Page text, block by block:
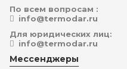
По всем вопросам :
info@termodar.ru
Для юридических лиц:
info@termodar.ru
Мессенджеры